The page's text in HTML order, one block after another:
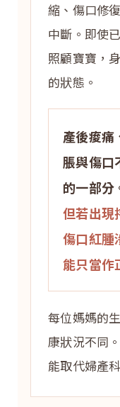
縮、傷口修
中斷。即使
照顧寶寶，
的狀態。
產後痠痛
脹與傷口
的一部分
但若出現
傷口紅腫
能只當作
每位媽媽的
康狀況不同
能取代婦產